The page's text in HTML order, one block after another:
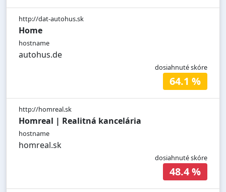
http://dat-autohus.sk
Home
hostname
autohus.de
dosiahnuté skóre
64.1 %
http://homreal.sk
Homreal | Realitná kancelária
hostname
homreal.sk
dosiahnuté skóre
48.4 %